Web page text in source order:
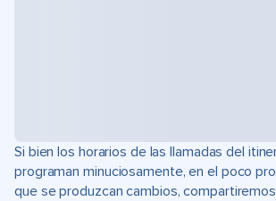
Si bien los horarios de las llamadas del
programan minuciosamente, en el poco
que se produzcan cambios,